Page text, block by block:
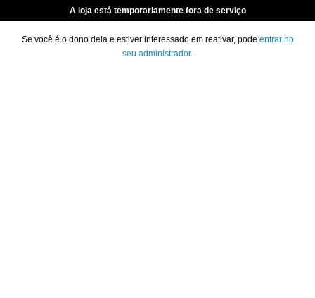
A loja está temporariamente fora de serviço
Se você é o dono dela e estiver interessado em reativar, pode entrar no
seu administrador.